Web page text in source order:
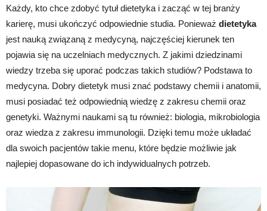
Każdy, kto chce zdobyć tytuł dietetyka i zacząć w tej branży
karierę, musi ukończyć odpowiednie studia. Ponieważ dietetyka
jest nauką związaną z medycyną, najczęściej kierunek ten
pojawia się na uczelniach medycznych. Z jakimi dziedzinami
wiedzy trzeba się uporać podczas takich studiów? Podstawa to
medycyna. Dobry dietetyk musi znać podstawy chemii i anatomii,
musi posiadać też odpowiednią wiedzę z zakresu chemii oraz
genetyki. Ważnymi naukami są tu również: biologia, mikrobiologia
oraz wiedza z zakresu immunologii. Dzięki temu może układać
dla swoich pacjentów takie menu, które będzie możliwie jak
najlepiej dopasowane do ich indywidualnych potrzeb.